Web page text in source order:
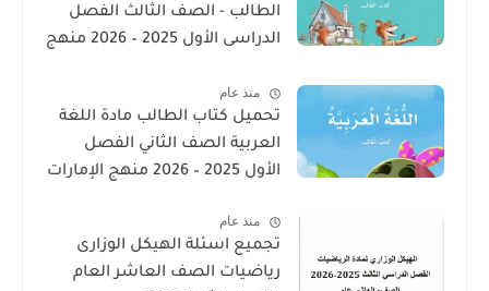
الطالب - الصف الثالث الفصل
الدراسى الأول 2025 – 2026 منهج
منذ عام
تحميل كتاب الطالب مادة اللغة
العربية الصف الثاني الفصل
الأول 2025 – 2026 منهج الإمارات
منذ عام
تجميع اسئلة الهيكل الوزارى
رياضيات الصف العاشر العام